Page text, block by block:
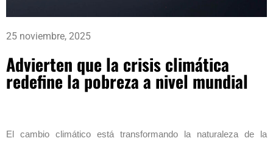
25 noviembre, 2025
Advierten que la crisis climática
redefine la pobreza a nivel mundial
El cambio climático está transformando la naturaleza de la